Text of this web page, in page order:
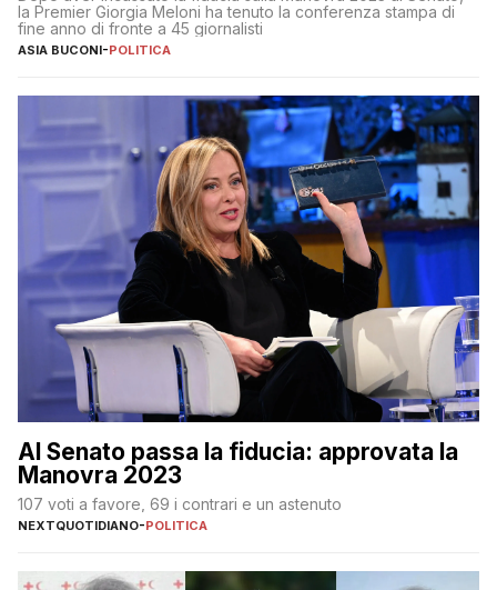
la Premier Giorgia Meloni ha tenuto la conferenza stampa di
fine anno di fronte a 45 giornalisti
ASIA BUCONI-POLITICA
Al Senato passa la fiducia: approvata la
Manovra 2023
107 voti a favore, 69 i contrari e un astenuto
NEXTQUOTIDIANO-POLITICA